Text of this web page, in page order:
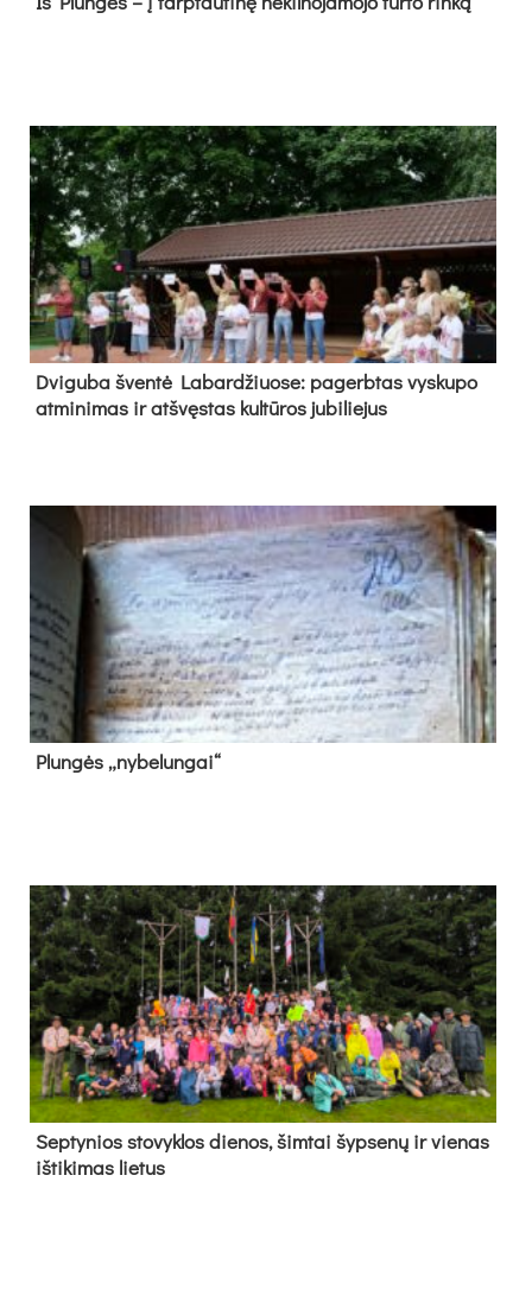
Dvi­gu­ba šven­tė La­bar­džiuo­se: pa­gerb­tas vys­ku­po
at­mi­ni­mas ir at­švęs­tas kul­tū­ros ju­bi­lie­jus
Plun­gės „ny­be­lun­gai“
Sep­ty­nios sto­vyk­los die­nos, šim­tai šyp­se­nų ir vie­nas
iš­ti­ki­mas lie­tus